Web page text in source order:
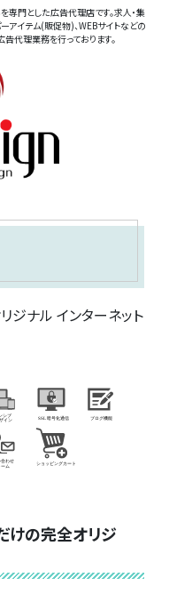
門とした広告代理店です。求人・集
アイテム(販促物)、WEBサイトなどの
代理業務を行っております。
ジナル インターネット
けの完全オリジ